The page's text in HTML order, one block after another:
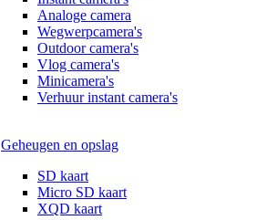
Analoge camera
Wegwerpcamera's
Outdoor camera's
Vlog camera's
Minicamera's
Verhuur instant camera's
Geheugen en opslag
SD kaart
Micro SD kaart
XQD kaart